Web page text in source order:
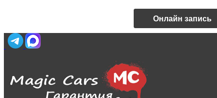
Онлайн запись